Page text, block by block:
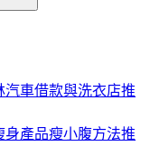
車借款與洗衣店推
產品瘦小腹方法推